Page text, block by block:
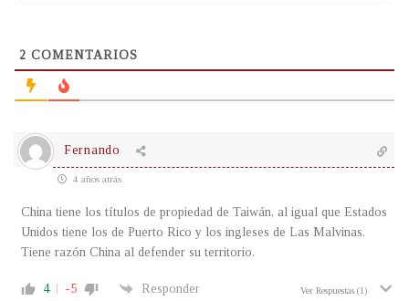
2 COMENTARIOS
Fernando
4 años atrás
China tiene los títulos de propiedad de Taiwán, al igual que Estados
Unidos tiene los de Puerto Rico y los ingleses de Las Malvinas.
Tiene razón China al defender su territorio.
4 -5 Responder Ver Respuestas (1)